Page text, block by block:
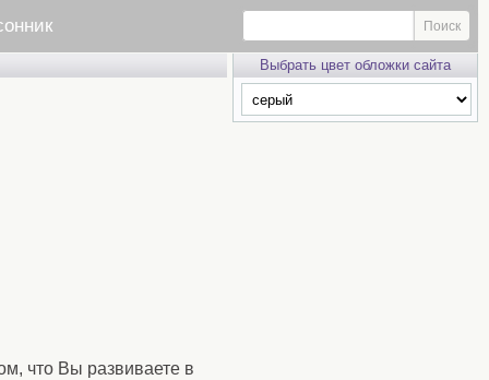
что Вы развиваете в
Выбрать цвет обложки сайта